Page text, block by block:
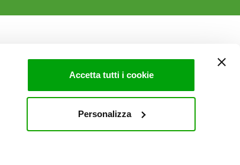
Accetta tutti i cookie
Personalizza